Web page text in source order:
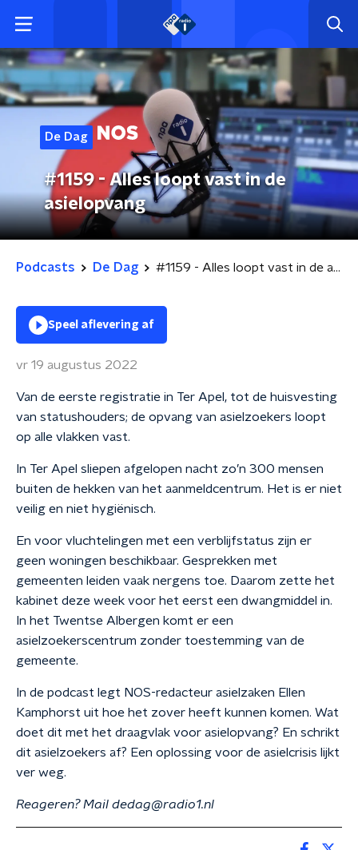
De Dag
#1159 - Alles loopt vast in de
asielopvang
Podcasts De Dag #1159 - Alles loopt vast in de asielopvang
Speel aflevering af
vr 19 augustus 2022
Van de eerste registratie in Ter Apel, tot de huisvesting
van statushouders; de opvang van asielzoekers loopt
op alle vlakken vast.
In Ter Apel sliepen afgelopen nacht zo’n 300 mensen
buiten de hekken van het aanmeldcentrum. Het is er niet
veilig en niet hygiënisch.
En voor vluchtelingen met een verblijfstatus zijn er
geen woningen beschikbaar. Gesprekken met
gemeenten leiden vaak nergens toe. Daarom zette het
kabinet deze week voor het eerst een dwangmiddel in.
In het Twentse Albergen komt er een
asielzoekerscentrum zonder toestemming van de
gemeente.
In de podcast legt NOS-redacteur asielzaken Ellen
Kamphorst uit hoe het zover heeft kunnen komen. Wat
doet dit met het draagvlak voor asielopvang? En schrikt
dit asielzoekers af? Een oplossing voor de asielcrisis lijkt
ver weg.
Reageren? Mail dedag@radio1.nl